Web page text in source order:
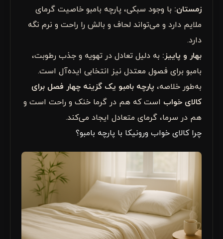
زمستان: با وجود سبکی، پارچه بامبو خاصیت گرمای
ملایم دارد و می‌تواند لحاف و بالش را راحت و نرم نگه
دارد.
بهار و پاییز: به دلیل تعادل در تهویه و جذب رطوبت،
بامبو برای فصول معتدل نیز انتخابی ایده‌آل است.
به‌طور خلاصه، پارچه بامبو یک گزینه چهار فصل برای
کالای خواب است که هم در گرما خنک و راحت است و
هم در سرما، گرمای متعادل ایجاد می‌کند.
چرا کالای خواب ورونیکا با پارچه بامبو؟